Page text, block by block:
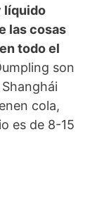
líquido
las cosas
todo el
son
cola,
es de 8-15